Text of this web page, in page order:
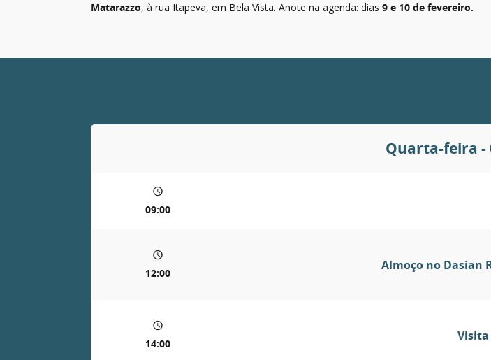
Matarazzo, à rua Itapeva, em Bela Vista. Anote na agenda: dias 9 e 10 de fevereiro.
Quarta-feira -
09:00
12:00
Almoço no Dasian
14:00
Visita